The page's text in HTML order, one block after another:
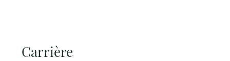
Carrière